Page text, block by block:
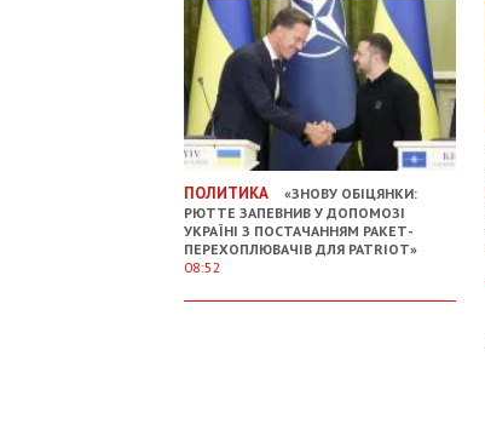
ПОЛИТИКА
«ЗНОВУ ОБІЦЯНКИ:
РЮТТЕ ЗАПЕВНИВ У ДОПОМОЗІ
УКРАЇНІ З ПОСТАЧАННЯМ РАКЕТ-
ПЕРЕХОПЛЮВАЧІВ ДЛЯ PATRIOT»
08:52